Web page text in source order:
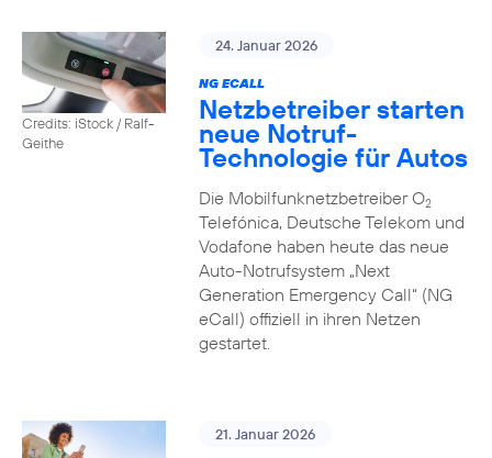
Credits: iStock / Ralf-
Geithe
24. Januar 2026
NG ECALL
Netzbetreiber starten
neue Notruf-
Technologie für Autos
Die Mobilfunknetzbetreiber O2
Telefónica, Deutsche Telekom und
Vodafone haben heute das neue
Auto-Notrufsystem „Next
Generation Emergency Call“ (NG
eCall) offiziell in ihren Netzen
gestartet.
21. Januar 2026